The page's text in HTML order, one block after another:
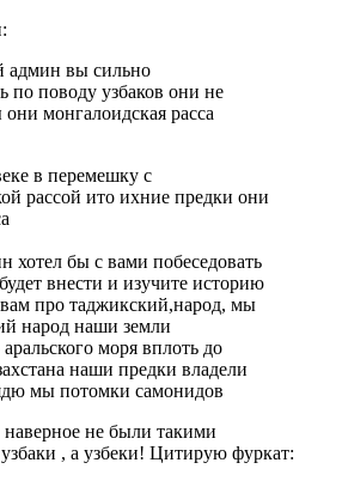
админ вы сильно
по поводу узбаков они не
монгалоидская расса
в перемешку с
рассой ито ихние предки они
хотел бы с вами побеседовать
внести и изучите историю
про таджикский,народ, мы
народ наши земли
моря вплоть до
наши предки владели
мы потомки самонидов
не были такими
, а узбеки! Цитирую фуркат: